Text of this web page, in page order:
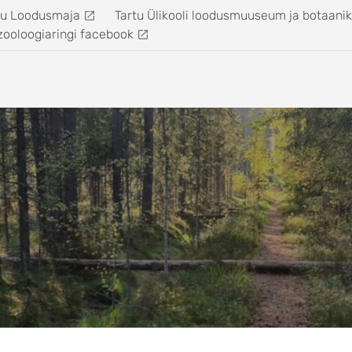
Loodusmaja
Tartu Ülikooli loodusmuuseum ja
facebook